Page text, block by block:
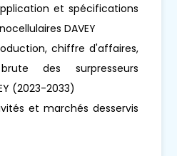
et spécifications
DAVEY
chiffre d'affaires,
des surpresseurs
(2023-2033)
et marchés desservis